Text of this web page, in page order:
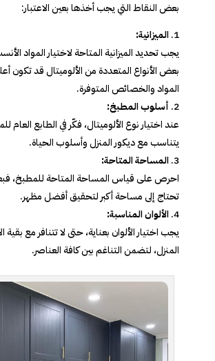
بعض النقاط التي يجب أخذها بعين الاعتبار:
الميزانية:
يجب تحديد الميزانية المتاحة لاختيار المواد
بعض الأنواع المتعددة من الألوميتال قد
المواد والخصائص المتوفرة.
أسلوب المطبخ:
عند اختيار نوع الألوميتال، فكّر في الطابع العام
يتناسب مع ديكور المنزل وأسلوب الحياة.
المساحة المتاحة:
احرص على قياس المساحة المتاحة للمطبخ،
تحتاج إلى مساحة أكبر لتحقيق أفضل مظهر.
الألوان المناسبة:
يجب اختيار الألوان بعناية، حتى لا تتنافر مع بقية
المنزل، لتضمن التناغم بين كافة العناصر.